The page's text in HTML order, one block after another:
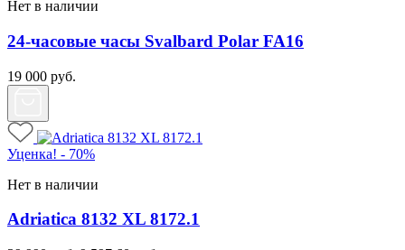
Нет в наличии
24-часовые часы Svalbard Polar FA16
19 000 руб.
Уценка! - 70%
Нет в наличии
Adriatica 8132 XL 8172.1